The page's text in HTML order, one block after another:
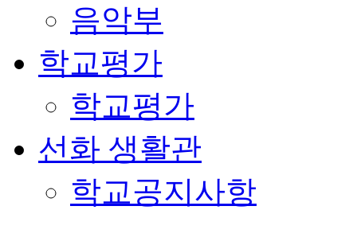
음악부
학교평가
학교평가
선화 생활관
학교공지사항